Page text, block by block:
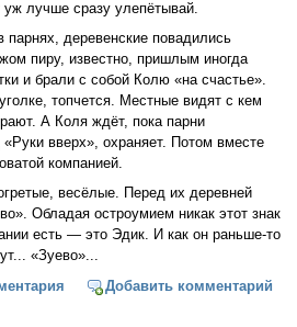
лучше сразу улепётывай.
деревенские повадились
пиру, известно, пришлым иногда
и брали с собой Колю «на счастье».
топчется. Местные видят с кем
А Коля ждёт, пока парни
вверх», охраняет. Потом вместе
компанией.
весёлые. Перед их деревней
Обладая остроумием никак этот знак
есть — это Эдик. И как он раньше-то
«Зуево»...
Зуево Добавить комментарий